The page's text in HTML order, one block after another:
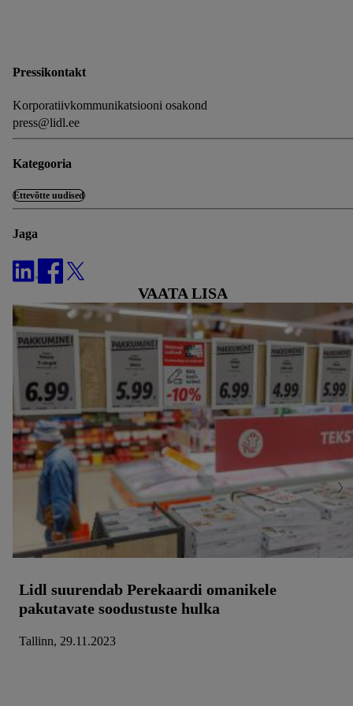
Pressikontakt
Korporatiivkommunikatsiooni osakond
press@lidl.ee
Kategooria
Ettevõtte uudised
Jaga
VAATA LISA
Lidl suurendab Perekaardi omanikele
pakutavate soodustuste hulka
Tallinn, 29.11.2023